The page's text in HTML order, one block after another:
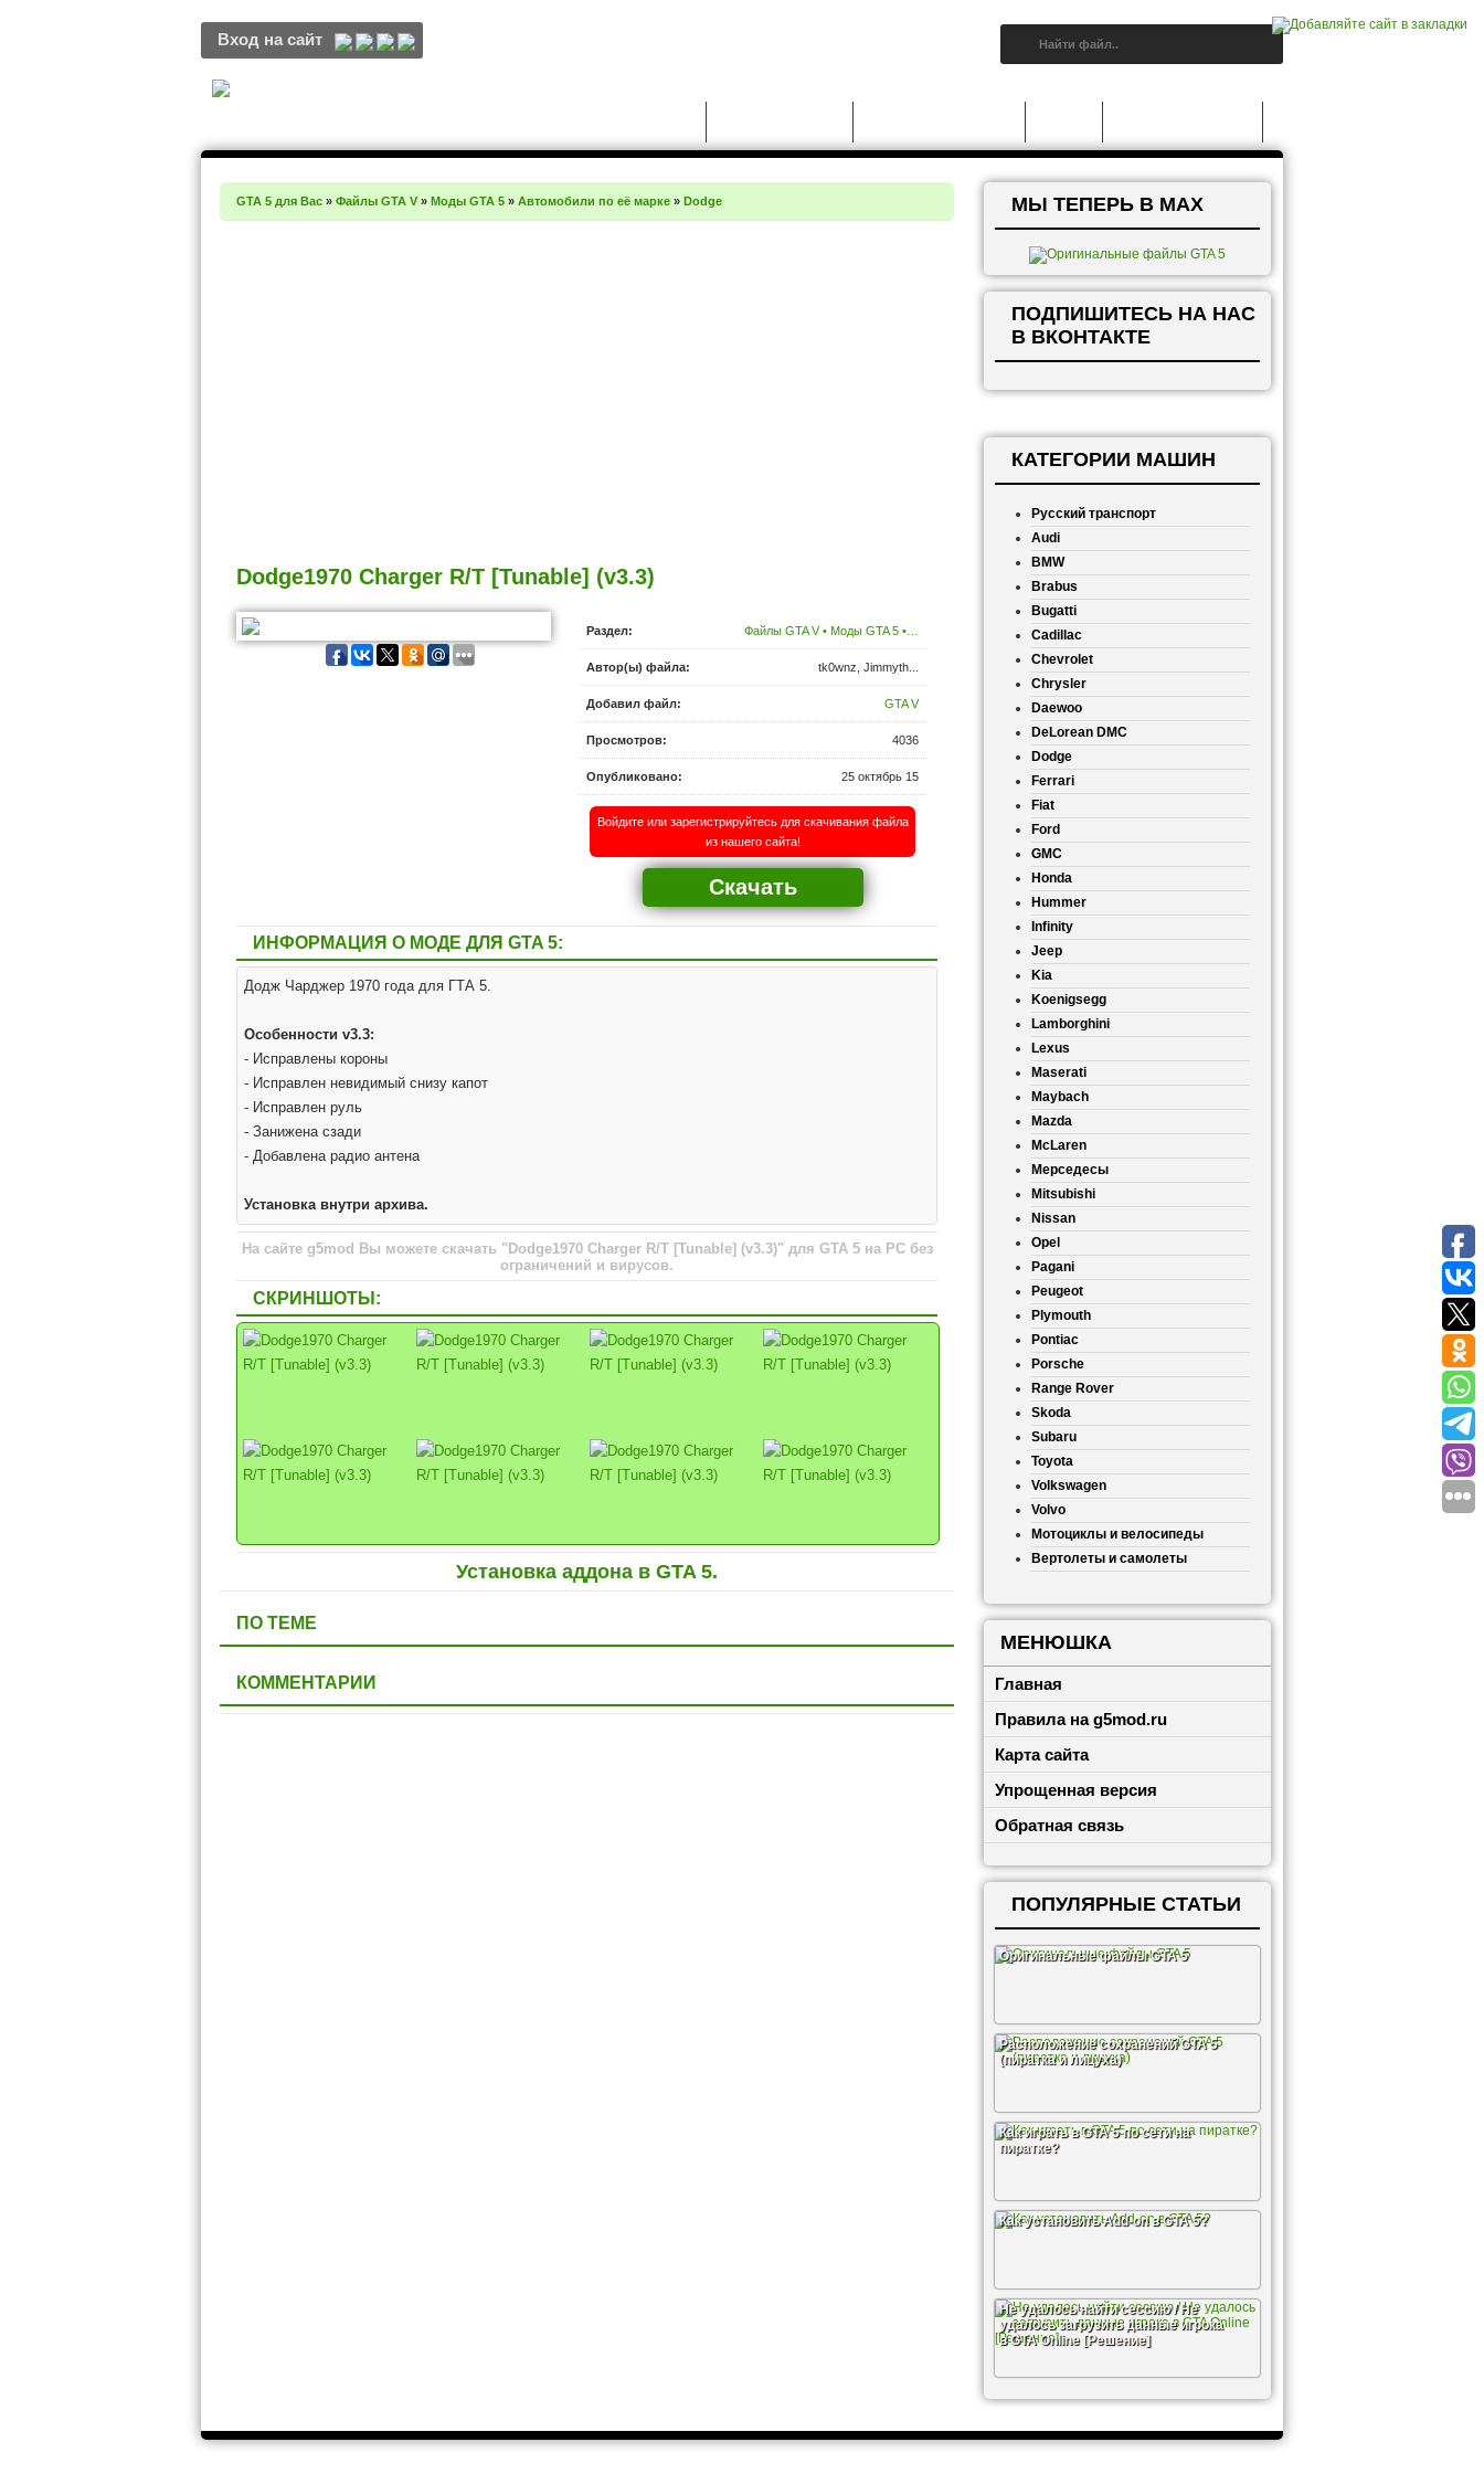
Вход на сайт
GTA 5 для Вас » Файлы GTA V » Моды GTA 5 » Автомобили по её марке » Dodge
Dodge1970 Charger R/T [Tunable] (v3.3)
Раздел: Файлы GTA V • Моды GTA 5 •…
Автор(ы) файла: tk0wnz, Jimmyth...
Добавил файл: GTA V
Просмотров: 4036
Опубликовано: 25 октябрь 15
Войдите или зарегистрируйтесь для скачивания файла
из нашего сайта!
Скачать
ИНФОРМАЦИЯ О МОДЕ ДЛЯ GTA 5:
Додж Чарджер 1970 года для ГТА 5.
Особенности v3.3:
- Исправлены короны
- Исправлен невидимый снизу капот
- Исправлен руль
- Занижена сзади
- Добавлена радио антена
Установка внутри архива.
На сайте g5mod Вы можете скачать "Dodge1970 Charger R/T [Tunable] (v3.3)" для GTA 5 на PC без
ограничений и вирусов.
СКРИНШОТЫ:
Установка аддона в GTA 5.
ПО ТЕМЕ
КОММЕНТАРИИ
МЫ ТЕПЕРЬ В MAX
ПОДПИШИТЕСЬ НА НАС
В ВКОНТАКТЕ
КАТЕГОРИИ МАШИН
Русский транспорт
Audi
BMW
Brabus
Bugatti
Cadillac
Chevrolet
Chrysler
Daewoo
DeLorean DMC
Dodge
Ferrari
Fiat
Ford
GMC
Honda
Hummer
Infinity
Jeep
Kia
Koenigsegg
Lamborghini
Lexus
Maserati
Maybach
Mazda
McLaren
Мерседесы
Mitsubishi
Nissan
Opel
Pagani
Peugeot
Plymouth
Pontiac
Porsche
Range Rover
Skoda
Subaru
Toyota
Volkswagen
Volvo
Мотоциклы и велосипеды
Вертолеты и самолеты
МЕНЮШКА
Главная
Правила на g5mod.ru
Карта сайта
Упрощенная версия
Обратная связь
ПОПУЛЯРНЫЕ СТАТЬИ
Оригинальные файлы GTA 5
Расположение сохранений GTA 5
(пиратка и лицуха)
Как играть в GTA 5 по сети на
пиратке?
Как установить Add-on в GTA 5?
Не удалось найти сессию / Не
удалось загрузить данные игрока
в GTA Online [Решение]